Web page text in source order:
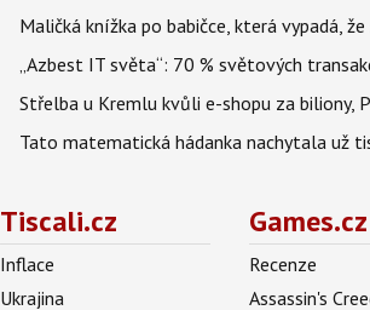
Maličká knížka po babičce, která vypadá,
„Azbest IT světa“: 70 % světových
Střelba u Kremlu kvůli e-shopu za biliony,
Tato matematická hádanka nachytala už
Tiscali.cz
Inflace
Ukrajina
Games.cz
Recenze
Assassin's